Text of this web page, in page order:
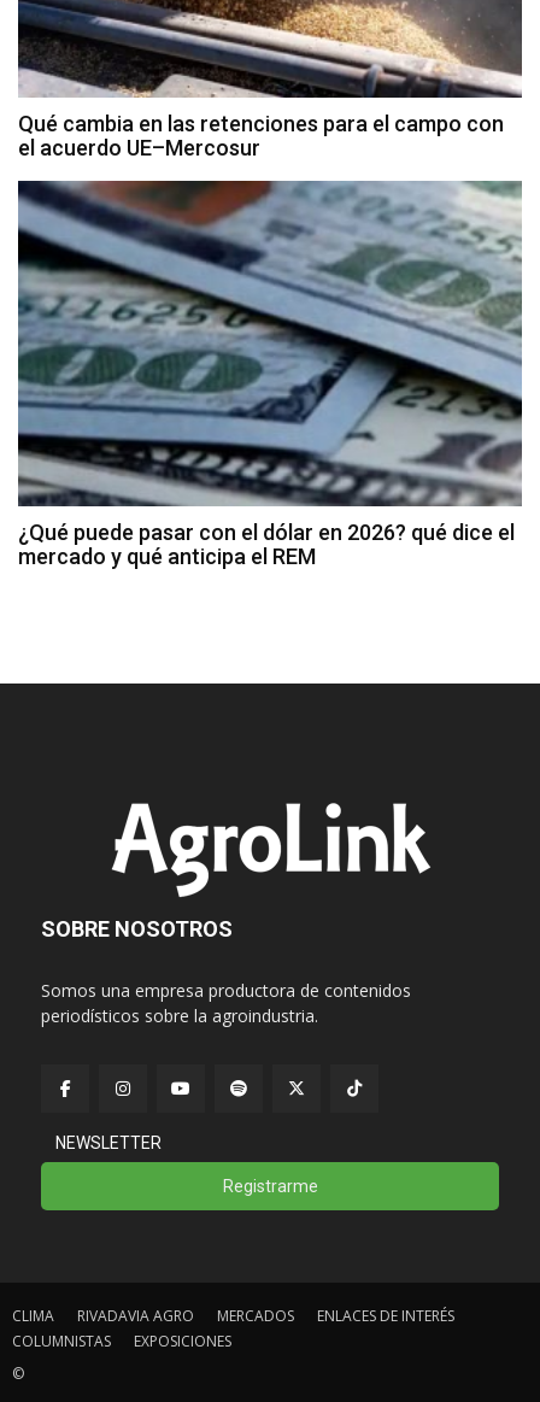
Qué cambia en las retenciones para el campo con
el acuerdo UE–Mercosur
¿Qué puede pasar con el dólar en 2026? qué dice el
mercado y qué anticipa el REM
SOBRE NOSOTROS
Somos una empresa productora de contenidos
periodísticos sobre la agroindustria.
NEWSLETTER
Registrarme
CLIMA RIVADAVIA AGRO MERCADOS
ENLACES DE INTERÉS
COLUMNISTAS
EXPOSICIONES
©